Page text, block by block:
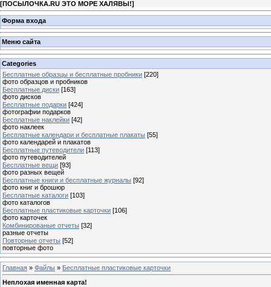
[ПОСЫЛОЧКА.RU ЭТО МОРЕ ХАЛЯВЫ!]
Форма входа
Меню сайта
Categories
Бесплатные образцы и бесплатные пробники [220]
фото образцов и пробников
Бесплатные диски [163]
фото дисков
Бесплатные подарки [424]
фотографии подарков
Бесплатные наклейки [42]
фото наклеек
Бесплатные календари и бесплатные плакаты [55]
фото календарей и плакатов
Бесплатные путеводители [113]
фото путеводителей
Бесплатные вещи [93]
фото разных вещей
Бесплатные книги и бесплатные журналы [92]
фото книг и брошюр
Бесплатные каталоги [103]
фото каталогов
Бесплатные пластиковые карточки [106]
фото карточек
Комбинированые отчеты [32]
разные отчеты
Повторные отчеты [52]
повторные фото
Главная » Файлы » Бесплатные пластиковые карточки
Неплохая именная карта!